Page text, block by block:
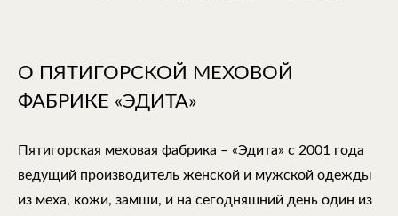
О ПЯТИГОРСКОЙ МЕХОВОЙ
ФАБРИКЕ «ЭДИТА»
Пятигорская меховая фабрика – «Эдита» с 2001 года
ведущий производитель женской и мужской одежды
из меха, кожи, замши, и на сегодняшний день один из